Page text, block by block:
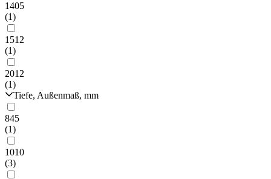
1405
(1)
1512
(1)
2012
(1)
Tiefe, Außenmaß, mm
845
(1)
1010
(3)